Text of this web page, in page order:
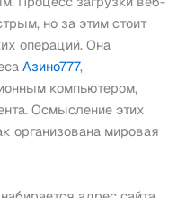
но за этим стоит
операций. Она
Азино777,
компьютером,
Осмысление этих
организована мировая